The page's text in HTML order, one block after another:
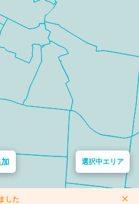
選択中エリア
した